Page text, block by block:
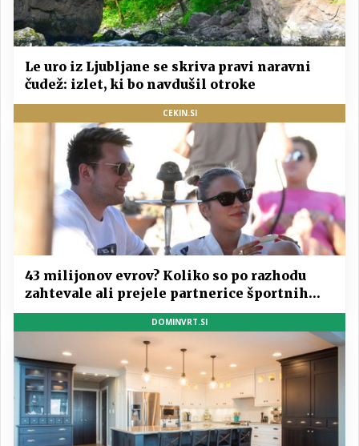
Le uro iz Ljubljane se skriva pravi naravni
čudež: izlet, ki bo navdušil otroke
CEKIN.SI
43 milijonov evrov? Koliko so po razhodu
zahtevale ali prejele partnerice športnih
zvezdnikov
DOMINVRT.SI